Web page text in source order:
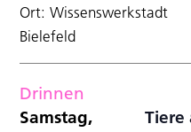
Ort: Wissenswerkstadt
Bielefeld
Drinnen
Samstag,
Tiere